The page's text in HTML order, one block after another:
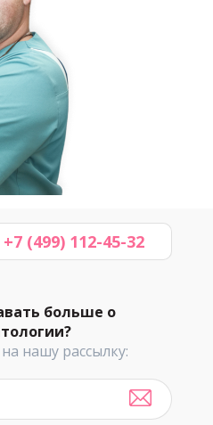
больше о
нашу рассылку:
+7 (499) 112-45-32